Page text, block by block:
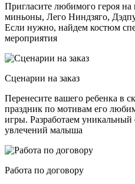
Пригласите любимого героя на
миньоны, Лего Ниндзяго,
Если нужно, найдем костюм
мероприятия
Сценарии на заказ
Перенесите вашего ребенка в
праздник по мотивам его
игры. Разработаем уникальный
увлечений малыша
Работа по договору